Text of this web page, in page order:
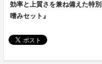
効率と上質さを兼ね備えた特
嗜みセット』